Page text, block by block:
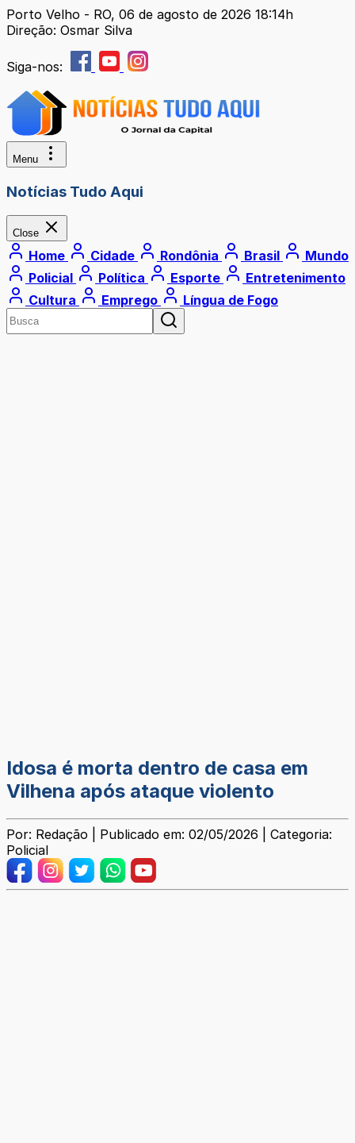
Porto Velho - RO, 06 de agosto de 2026 18:14h
Direção: Osmar Silva
Siga-nos:
Menu
Notícias Tudo Aqui
Close
Home Cidade Rondônia Brasil
Mundo
Policial
Política Esporte
Entretenimento
Cultura
Emprego Língua de Fogo
Idosa é morta dentro de casa em
Vilhena após ataque violento
Por: Redação | Publicado em: 02/05/2026 | Categoria:
Policial